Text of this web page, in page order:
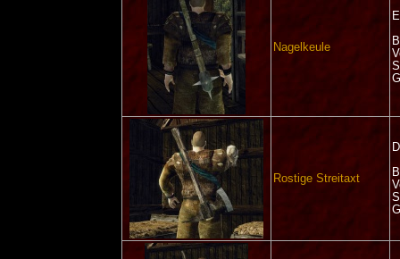
Nagelkeule
Rostige Streitaxt